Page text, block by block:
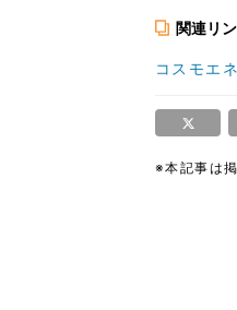
関連リ
コスモエ
※本記事は